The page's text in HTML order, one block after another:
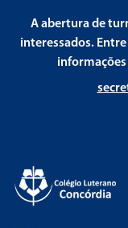
A abertura de
interessados.